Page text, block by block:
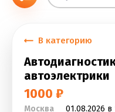
В категорию
автоэлектрики
1000 ₽
Москва
01.08.2026 в